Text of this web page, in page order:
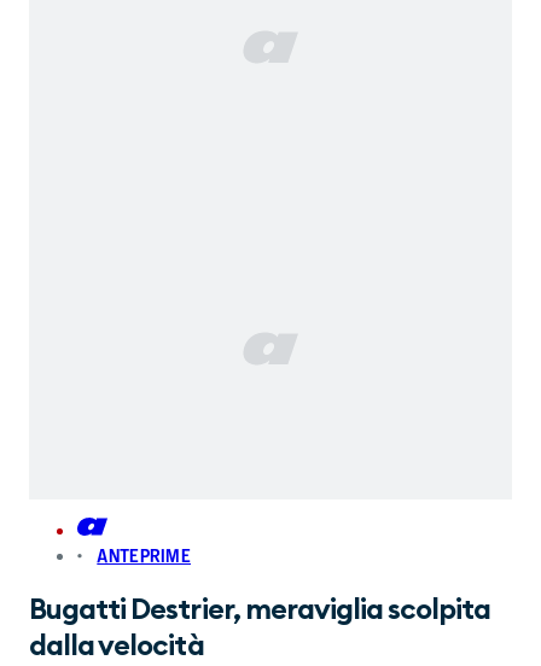
ANTEPRIME
Bugatti Destrier, meraviglia scolpita
dalla velocità